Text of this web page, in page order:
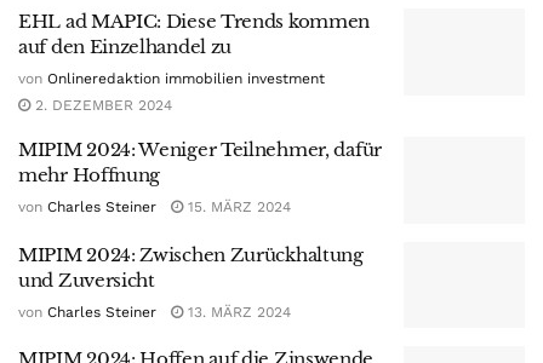
EHL ad MAPIC: Diese Trends kommen
auf den Einzelhandel zu
von Onlineredaktion immobilien investment
2. DEZEMBER 2024
MIPIM 2024: Weniger Teilnehmer, dafür
mehr Hoffnung
von Charles Steiner 15. MÄRZ 2024
MIPIM 2024: Zwischen Zurückhaltung
und Zuversicht
von Charles Steiner 13. MÄRZ 2024